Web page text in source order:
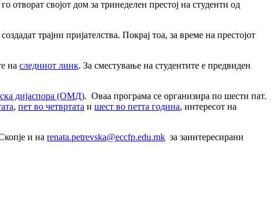
својот дом за тринеделен престој на студенти од
трајни пријателства. Покрај тоа, за време на престојот
на следниот линк. За сместување на студентите е предвиден
дијаспора (ОМД). Оваа програма се организира по шести пат.
, пет во четвртата и шест во петта година, интересот на
и на renata.petrevska@eccfp.edu.mk за заинтересирани